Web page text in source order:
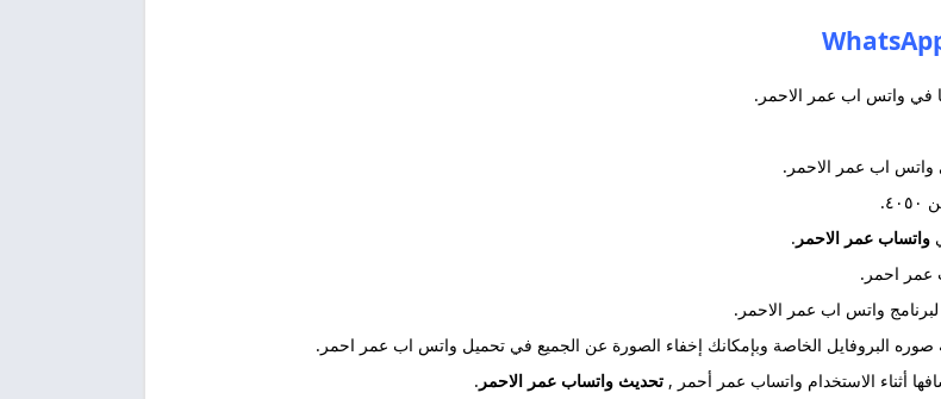
واتس اب عمر الاحمر.
واتساب عمر الاحمر .
عمر احمر.
واتس اب عمر الاحمر.
البروفايل الخاصة وبإمكانك إخفاء الصورة عن الجميع في تحميل واتس اب عمر احمر.
أثناء الاستخدام واتساب عمر أحمر , تحديث واتساب عمر الاحمر .